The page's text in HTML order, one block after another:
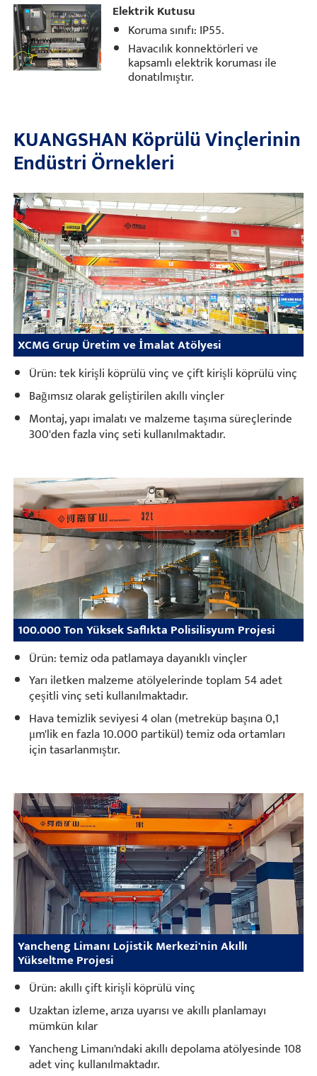
Elektrik Kutusu
Koruma sınıfı: IP55.
Havacılık konnektörleri ve
kapsamlı elektrik koruması ile
donatılmıştır.
KUANGSHAN Köprülü Vinçlerinin
Endüstri Örnekleri
XCMG Grup Üretim ve İmalat Atölyesi
Ürün: tek kirişli köprülü vinç ve çift kirişli köprülü vinç
Bağımsız olarak geliştirilen akıllı vinçler
Montaj, yapı imalatı ve malzeme taşıma süreçlerinde
300'den fazla vinç seti kullanılmaktadır.
100.000 Ton Yüksek Saflıkta Polisilisyum Projesi
Ürün: temiz oda patlamaya dayanıklı vinçler
Yarı iletken malzeme atölyelerinde toplam 54 adet
çeşitli vinç seti kullanılmaktadır.
Hava temizlik seviyesi 4 olan (metreküp başına 0,1
μm'lik en fazla 10.000 partikül) temiz oda ortamları
için tasarlanmıştır.
Yancheng Limanı Lojistik Merkezi'nin Akıllı
Yükseltme Projesi
Ürün: akıllı çift kirişli köprülü vinç
Uzaktan izleme, arıza uyarısı ve akıllı planlamayı
mümkün kılar
Yancheng Limanı'ndaki akıllı depolama atölyesinde 108
adet vinç kullanılmaktadır.